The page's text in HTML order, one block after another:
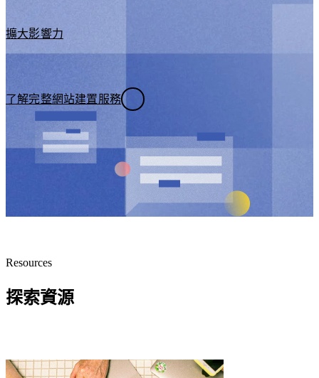
擴大影響力
了解完整網站建置服務
Resources
探索資源